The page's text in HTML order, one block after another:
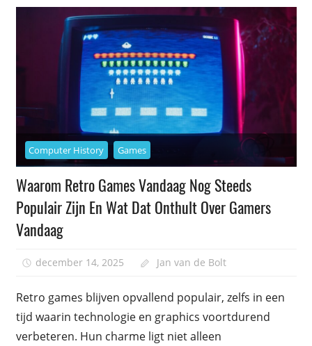
Computer History Games
Waarom Retro Games Vandaag Nog Steeds
Populair Zijn En Wat Dat Onthult Over Gamers
Vandaag
december 14, 2025 Jan van de Bolt
Retro games blijven opvallend populair, zelfs in een
tijd waarin technologie en graphics voortdurend
verbeteren. Hun charme ligt niet alleen